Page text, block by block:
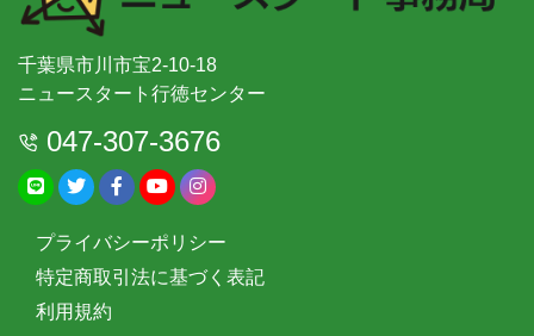
千葉県市川市宝2-10-18
ニュースタート行徳センター
047-307-3676
プライバシーポリシー
特定商取引法に基づく表記
利用規約